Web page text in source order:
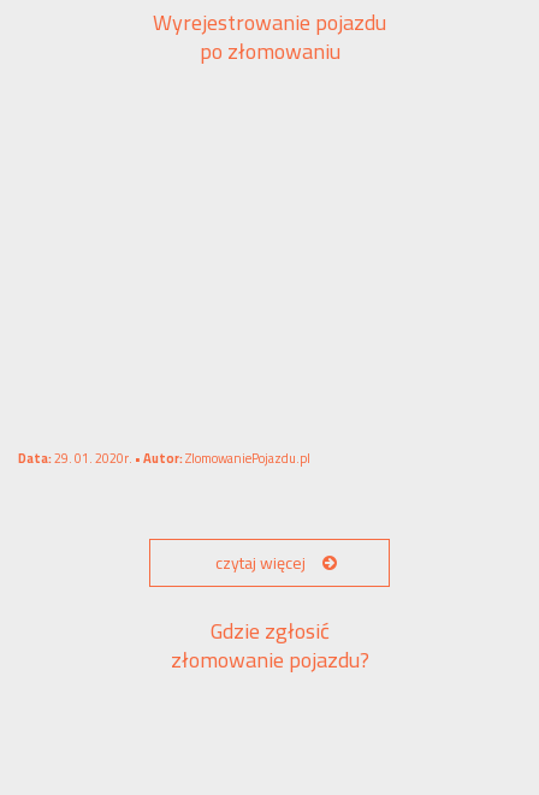
Wyrejestrowanie pojazdu
po złomowaniu
Data:29. 01. 2020r. •Autor:ZlomowaniePojazdu.pl
czytaj więcej
Gdzie zgłosić
złomowanie pojazdu?